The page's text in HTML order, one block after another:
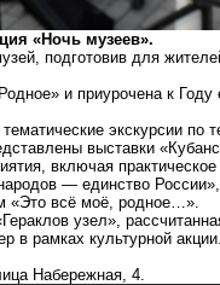
«Ночь музеев».
подготовив для
и приурочена к
экскурсии по
выставки
включая
— единство
«Это всё моё, родное…».
узел»,
в рамках культурной
Набережная, 4.